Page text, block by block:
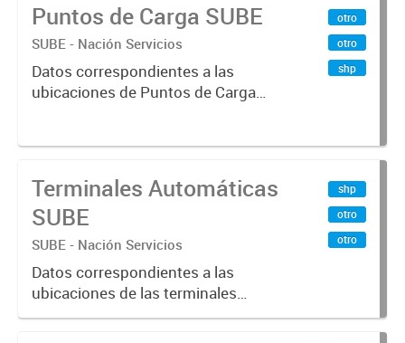
de viajes del sistema único de
boleto electrónico(SUBE) para el
periodo registrado...
Puntos de Carga SUBE
SUBE - Nación Servicios
Datos correspondientes a las
ubicaciones de Puntos de Carga
otro
otro
shp
Terminales Automáticas
SUBE
SUBE - Nación Servicios
Datos correspondientes a las
ubicaciones de las terminales
automáticas de auto servicio (TAS)
shp
otro
otro